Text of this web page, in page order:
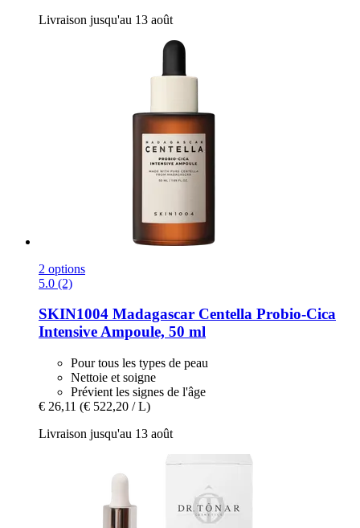
Livraison jusqu'au 13 août
2 options
5.0 (2)
SKIN1004 Madagascar Centella Probio-​Cica
Intensive Ampoule, 50 ml
Pour tous les types de peau
Nettoie et soigne
Prévient les signes de l'âge
€ 26,11 (€ 522,20 / L)
Livraison jusqu'au 13 août